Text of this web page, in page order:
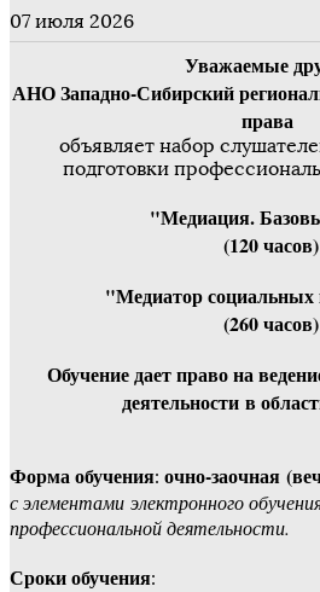
07 июля 2026
Уважаемые
АНО Западно-Сибирский
права
объявляет набор
подготовки
"Медиация.
(120 часов)
"Медиатор
(260 часов)
Обучение дает право на
деятельности в
Форма обучения: очно-заочная
с элементами электронного
профессиональной деятельности.
Сроки обучения: